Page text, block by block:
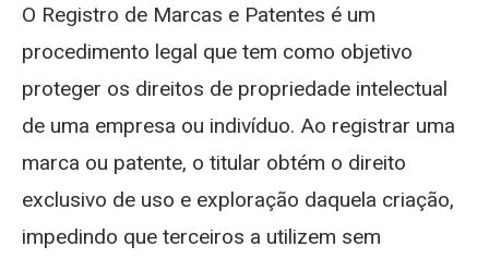
O Registro de Marcas e Patentes é um
procedimento legal que tem como objetivo
proteger os direitos de propriedade intelectual
de uma empresa ou indivíduo. Ao registrar uma
marca ou patente, o titular obtém o direito
exclusivo de uso e exploração daquela criação,
impedindo que terceiros a utilizem sem